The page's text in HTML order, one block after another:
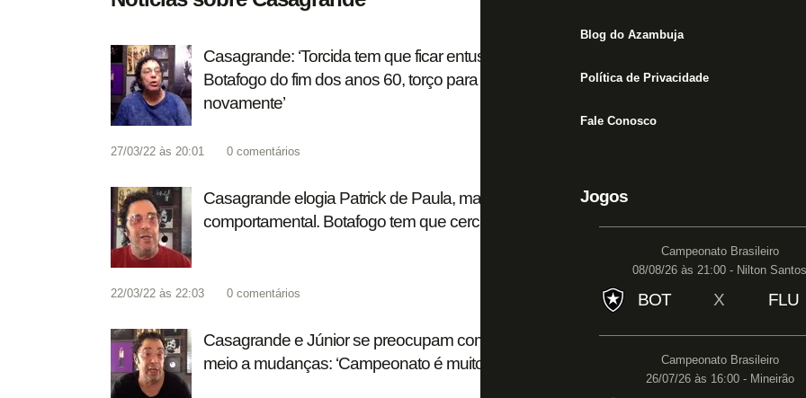
Blog do Azambuja
Política de Privacidade
Fale Conosco
Jogos
Campeonato Brasileiro
08/08/26 às 21:00 - Nilton Santos
BOT X FLU
Campeonato Brasileiro
26/07/26 às 16:00 - Mineirão
Casagrande: ‘Torcida tem que ficar entusiasmada. Sou apaixonado pelo
Botafogo do fim dos anos 60, torço para que monte grande equipe
novamente’
27/03/22 às 20:01 0 comentários
Casagrande elogia Patrick de Paula, mas alerta: ‘Preocupa o lado
comportamental. Botafogo tem que cercá-lo’
22/03/22 às 22:03 0 comentários
Casagrande e Júnior se preocupam com início do Botafogo no Brasileiro em
meio a mudanças: ‘Campeonato é muito traiçoeiro’